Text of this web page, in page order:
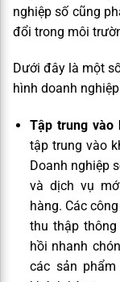
nghiệp số cũng
đổi trong môi
Dưới đây là một
hình doanh
Tập trung vào
tập trung vào
Doanh nghiệp
và dịch vụ
hàng. Các
thu thập
hồi nhanh
các sản